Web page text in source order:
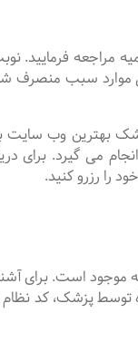
مراجعه فرمایید.
سبب منصرف
بهترین وب سایت
گیرد. برای
را رزرو کنید.
است. برای
توسط پزشک، کد